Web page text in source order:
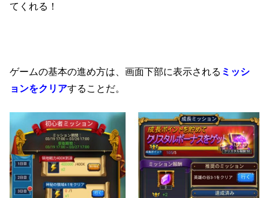
てくれる！
ゲームの基本の進め方は、画面下部に表示される ミッシ
ョンをクリアすることだ。